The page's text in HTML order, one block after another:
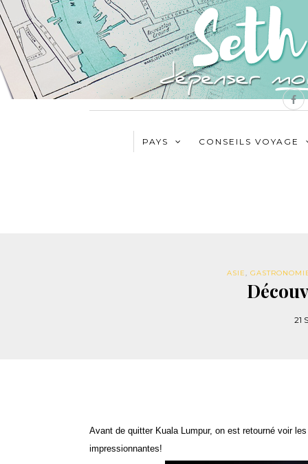
PAYS CONSEILS VOYAGE
ASIE,
21
Avant de quitter Kuala Lumpur, on est retourné voir
impressionnantes!